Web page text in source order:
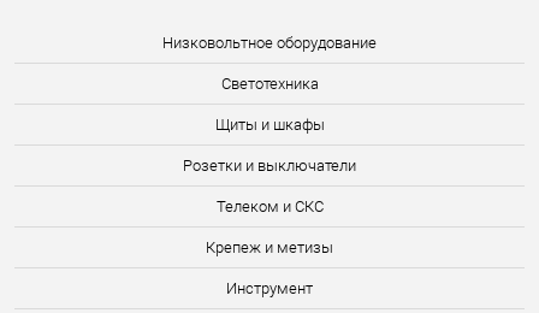
Низковольтное оборудование
Светотехника
Щиты и шкафы
Розетки и выключатели
Телеком и СКС
Крепеж и метизы
Инструмент